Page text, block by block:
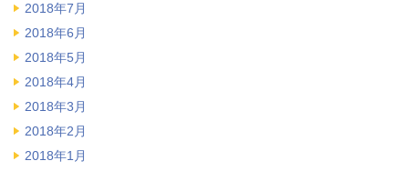
2018年7月
2018年6月
2018年5月
2018年4月
2018年3月
2018年2月
2018年1月